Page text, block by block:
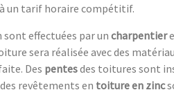
un tarif horaire compétitif.
effectuées par un charpentier
sera réalisée avec des
Des pentesdes toitures sont
revêtements en toiture en zinc